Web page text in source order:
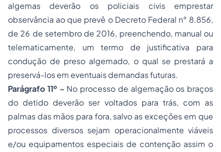
algemas deverão os policiais civis emprestar
observância ao que prevê o Decreto Federal n° 8.856,
de 26 de setembro de 2016, preenchendo, manual ou
telematicamente, um termo de justificativa para
condução de preso algemado, o qual se prestará a
preservá-los em eventuais demandas futuras.
Parágrafo 11º - No processo de algemação os braços
do detido deverão ser voltados para trás, com as
palmas das mãos para fora, salvo as exceções em que
processos diversos sejam operacionalmente viáveis
e/ou equipamentos especiais de contenção assim o